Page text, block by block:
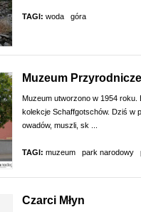
TAGI: woda góra
Muzeum Przyrodnicze
Muzeum utworzono w 1954 roku.
kolekcje Schaffgotschów. Dziś w
owadów, muszli, sk ...
TAGI: muzeum park narodowy
Czarci Młyn